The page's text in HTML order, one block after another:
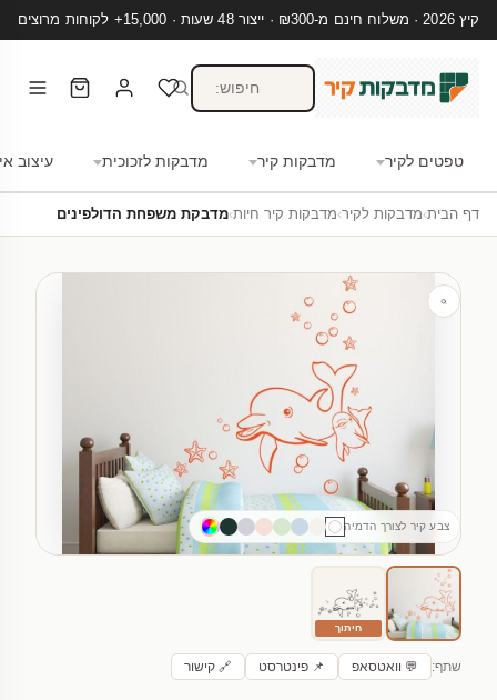
קיץ 2026 · משלוח חינם מ-₪300 · ייצור 48 שעות · 15,000+ לקוחות מרוצים
טפטים לקיר מדבקות קיר מדבקות לזכוכית עיצוב
דף הבית›מדבקות לקיר›מדבקות קיר חיות›מדבקת משפחת הדולפינים
צבע קיר לצורך הדמיה
חיתוך
שתף: 💬 וואטסאפ 📌 פינטרסט 🔗 קישור